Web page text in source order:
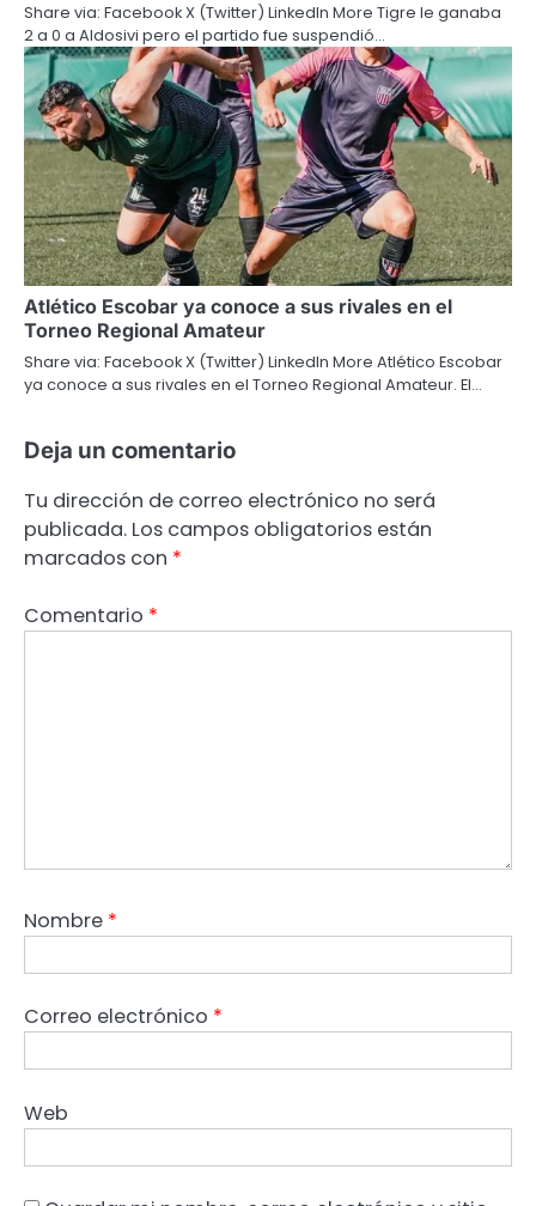
Share via: Facebook X (Twitter) LinkedIn More Tigre le ganaba
2 a 0 a Aldosivi pero el partido fue suspendió…
Atlético Escobar ya conoce a sus rivales en el
Torneo Regional Amateur
Share via: Facebook X (Twitter) LinkedIn More Atlético Escobar
ya conoce a sus rivales en el Torneo Regional Amateur. El…
Deja un comentario
Tu dirección de correo electrónico no será
publicada. Los campos obligatorios están
marcados con *
Comentario *
Nombre *
Correo electrónico *
Web